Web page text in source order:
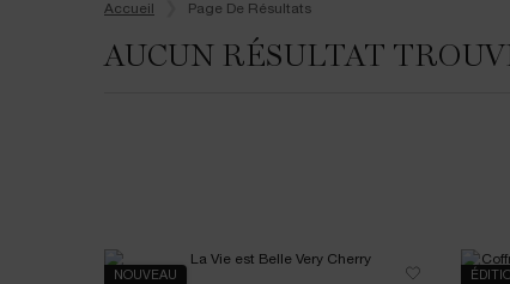
Accueil
Page De Résultats
AUCUN RÉSULTAT
NOUVEAU